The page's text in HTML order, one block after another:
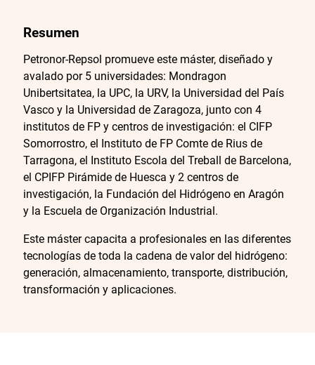
Resumen
Petronor-Repsol promueve este máster, diseñado y
avalado por 5 universidades: Mondragon
Unibertsitatea, la UPC, la URV, la Universidad del País
Vasco y la Universidad de Zaragoza, junto con 4
institutos de FP y centros de investigación: el CIFP
Somorrostro, el Instituto de FP Comte de Rius de
Tarragona, el Instituto Escola del Treball de Barcelona,
el CPIFP Pirámide de Huesca y 2 centros de
investigación, la Fundación del Hidrógeno en Aragón
y la Escuela de Organización Industrial.
Este máster capacita a profesionales en las diferentes
tecnologías de toda la cadena de valor del hidrógeno:
generación, almacenamiento, transporte, distribución,
transformación y aplicaciones.